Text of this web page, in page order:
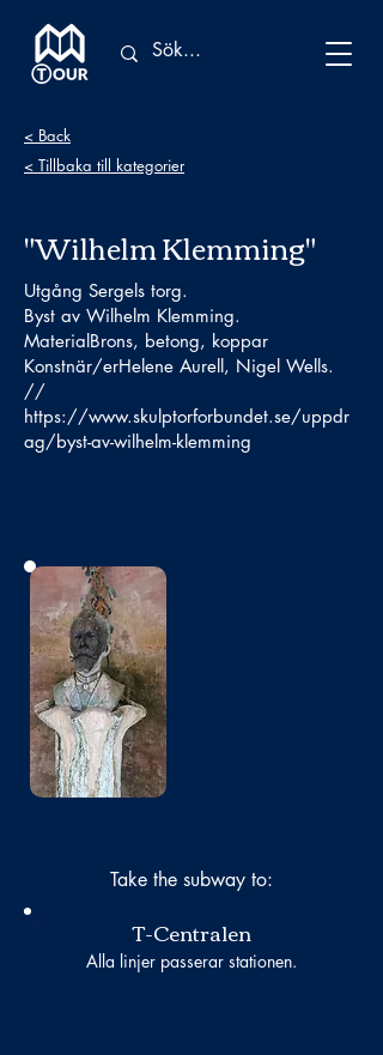
< Back
< Tillbaka till kategorier
"Wilhelm Klemming"
Utgång Sergels torg.
Byst av Wilhelm Klemming.
MaterialBrons, betong, koppar
Konstnär/erHelene Aurell, Nigel Wells.
//
https://www.skulptorforbundet.se/uppdr
ag/byst-av-wilhelm-klemming
No photo
Take the subway to:
T-Centralen
Alla linjer passerar stationen.